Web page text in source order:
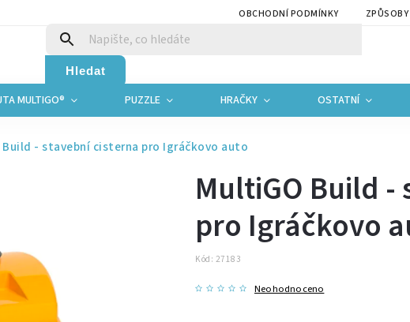
OBCHODNÍ PODMÍNKY
Hledat
MULTIGO® PUZZLE HRAČKY OSTATNÍ
Build - stavební cisterna pro Igráčkovo auto
MultiGO Build
pro Igráčkovo
Kód: 27183
Neohodnoceno